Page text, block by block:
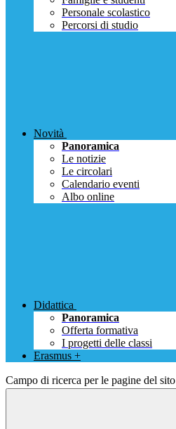
Personale scolastico
Percorsi di studio
Novità
Panoramica
Le notizie
Le circolari
Calendario eventi
Albo online
Didattica
Panoramica
Offerta formativa
I progetti delle classi
Erasmus +
Campo di ricerca per le pagine del sito